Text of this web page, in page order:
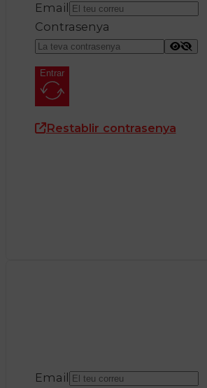
Email
Contrasenya
Entrar
Restablir contrasenya
Email